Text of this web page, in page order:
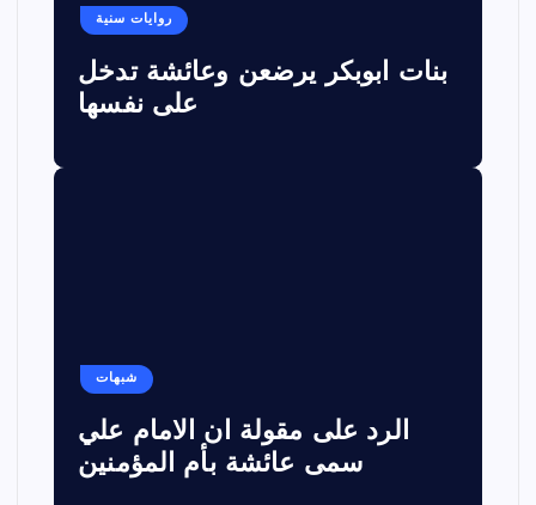
روايات سنية
بنات ابوبكر يرضعن وعائشة تدخل
على نفسها
شبهات
الرد على مقولة ان الامام علي
سمى عائشة بأم المؤمنين